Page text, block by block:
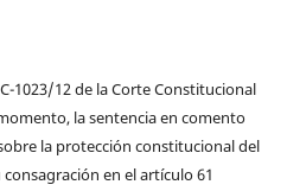
1023/12 de la Corte Constitucional
la sentencia en comento
la protección constitucional del
en el artículo 61